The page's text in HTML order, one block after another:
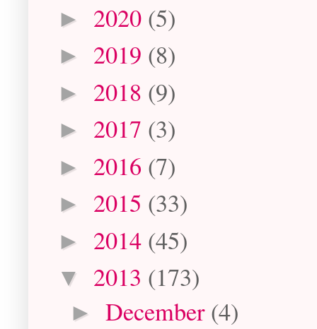
► 2020 (5)
► 2019 (8)
► 2018 (9)
► 2017 (3)
► 2016 (7)
► 2015 (33)
► 2014 (45)
▼ 2013 (173)
► December(4)